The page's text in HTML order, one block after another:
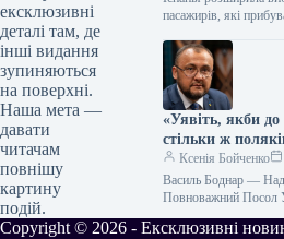
ексклюзивні
деталі там, де
інші видання
зупиняються
на поверхні.
Наша мета —
давати
читачам
повнішу
картину
подій.
пасажирів, які
контроль діятиме до 7
однак…
«Уявіть, якби до
стільки ж
українців до
бесіда з послом
Василем
Ксенія Бойченко
Василь Боднар —
Повноважний Посол
цього виконував
Copyright © 2026 - Ексклюзивні